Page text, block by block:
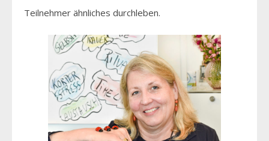
Teilnehmer ähnliches durchleben.